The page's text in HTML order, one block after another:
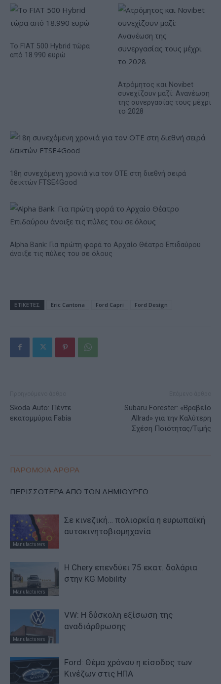
Το FIAT 500 Hybrid τώρα
από 18.990 ευρώ
Ατρόμητος και Novibet
συνεχίζουν μαζί: Ανανέωση
της συνεργασίας τους μέχρι
το 2028
18η συνεχόμενη χρονιά για τον ΟΤΕ στη διεθνή σειρά
δεικτών FTSE4Good
Alpha Bank: Για πρώτη φορά το Αρχαίο Θέατρο Επιδαύρου
άνοιξε τις πύλες του σε όλους
ΕΤΙΚΕΤΕΣ Eric Cantona Ford Capri Ford Design
Skoda Auto: Πέντε
εκατομμύρια Fabia
Subaru Forester: «Βραβείο
Allrad» για την Καλύτερη
Σχέση Ποιότητας/Τιμής
ΠΑΡΟΜΟΙΑ ΑΡΘΡΑ
ΠΕΡΙΣΣΟΤΕΡΑ ΑΠΟ ΤΟΝ ΔΗΜΙΟΥΡΓΟ
Manufacturers
Σε κινεζική… πολιορκία η ευρωπαϊκή
αυτοκινητοβιομηχανία
Manufacturers
Η Chery επενδύει 75 εκατ. δολάρια
στην KG Mobility
Manufacturers
VW: Η δύσκολη εξίσωση της
αναδιάρθρωσης
Ford: Θέμα χρόνου η είσοδος των
Κινέζων στις ΗΠΑ